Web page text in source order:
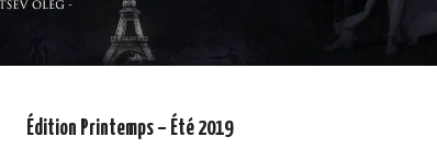
Édition Printemps – Été 2019